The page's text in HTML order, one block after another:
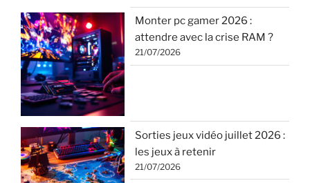
Monter pc gamer 2026 :
attendre avec la crise RAM ?
21/07/2026
Sorties jeux vidéo juillet 2026 :
les jeux à retenir
21/07/2026